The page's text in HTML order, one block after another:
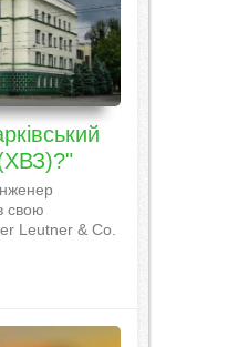
свою
Leutner & Co.